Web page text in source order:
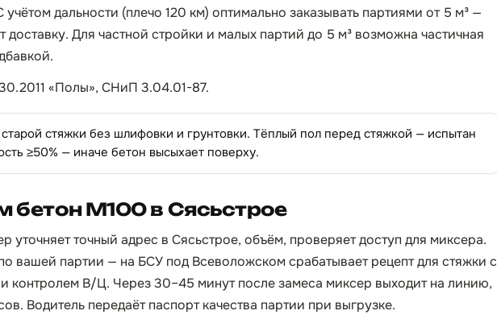
дальности (плечо 120 км) оптимально заказывать партиями от 5 м³ —
доставку. Для частной стройки и малых партий до 5 м³ возможна частичная
«Полы», СНиП 3.04.01-87.
стяжки без шлифовки и грунтовки. Тёплый пол перед стяжкой — испытан
≥50% — иначе бетон высыхает поверху.
бетон М100 в Сясьстрое
уточняет точный адрес в Сясьстрое, объём, проверяет доступ для миксера.
вашей партии — на БСУ под Всеволожском срабатывает рецепт для стяжки с
контролем В/Ц. Через 30–45 минут после замеса миксер выходит на линию,
Водитель передаёт паспорт качества партии при выгрузке.